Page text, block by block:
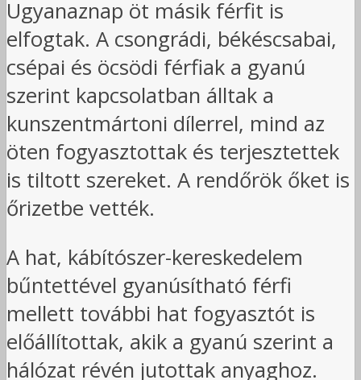
Ugyanaznap öt másik férfit is
elfogtak. A csongrádi, békéscsabai,
csépai és öcsödi férfiak a gyanú
szerint kapcsolatban álltak a
kunszentmártoni dílerrel, mind az
öten fogyasztottak és terjesztettek
is tiltott szereket. A rendőrök őket is
őrizetbe vették.
A hat, kábítószer-kereskedelem
bűntettével gyanúsítható férfi
mellett további hat fogyasztót is
előállítottak, akik a gyanú szerint a
hálózat révén jutottak anyaghoz.